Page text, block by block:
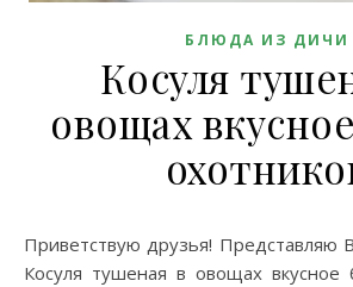
БЛЮДА ИЗ ДИЧИ
Косуля
овощах
Приветствую друзья! Представляю Вашему вниманию.
Косуля тушеная в овощах вкусное